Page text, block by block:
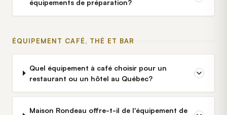
équipements de préparation?
ÉQUIPEMENT CAFÉ, THÉ ET BAR
Quel équipement à café choisir pour un
restaurant ou un hôtel au Québec?
Maison Rondeau offre-t-il de l'équipement de